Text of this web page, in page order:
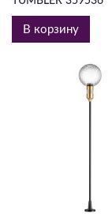
В корзину